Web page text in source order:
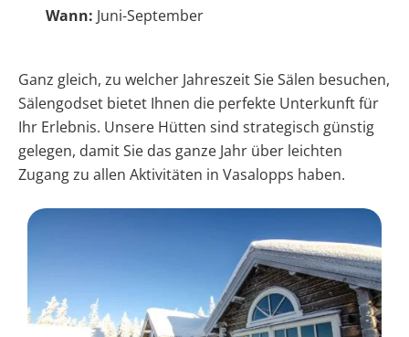
Wann: Juni-September
Ganz gleich, zu welcher Jahreszeit Sie Sälen besuchen,
Sälengodset bietet Ihnen die perfekte Unterkunft für
Ihr Erlebnis. Unsere Hütten sind strategisch günstig
gelegen, damit Sie das ganze Jahr über leichten
Zugang zu allen Aktivitäten in Vasalopps haben.